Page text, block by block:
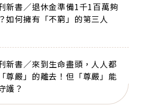
新書／退休金準備1千1百萬夠
如何擁有「不窮」的第三人
新書／來到生命盡頭，人人都
尊嚴」的離去！但「尊嚴」能
護？